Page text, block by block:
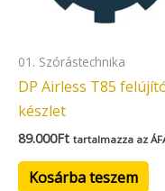
01. Szórástechnika
DP Airless T85
készlet
89.000Ft tartalmazza az
Kosárba teszem